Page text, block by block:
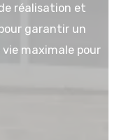
réalisation et
garantir un
maximale pour